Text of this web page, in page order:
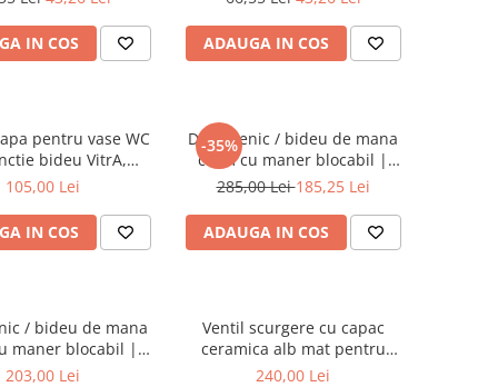
| 4029-PLS
IN COS ADAUGA IN COS
pentru vase WC
bideu VitrA,
Rim-Ex |
105,00 Lei
IN COS
-35%
Dus igienic / bideu de mana
crom cu maner blocabil |
A45747
285,00 Lei185,25 Lei
ADAUGA IN COS
/ bideu de mana
maner blocabil |
A45705EXP
203,00 Lei
Ventil scurgere cu capac
ceramica alb mat pentru
bideu | 6396L001-0159
240,00 Lei